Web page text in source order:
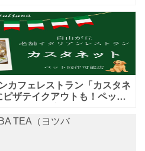
カフェレストラン「カスタネ
ザテイクアウトも！ペット